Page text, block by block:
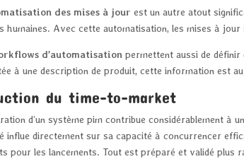
des mises à jour est un autre atout
humaines. Avec cette automatisation, les mises à
d’automatisation permettent aussi de définir
à une description de produit, cette information est
du time-to-market
d’un système pim contribue considérablement à
influe directement sur sa capacité à concurrencer
pour les lancements. Tout est préparé et validé plus